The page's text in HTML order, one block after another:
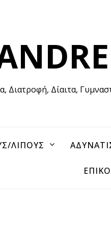
Διατροφή, Δίαιτα,
ΛΙΠΟΥΣ